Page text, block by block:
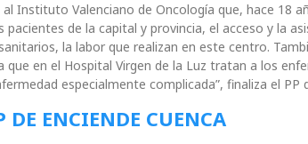
Instituto Valenciano de Oncología que, hace 18
pacientes de la capital y provincia, el acceso y la
la labor que realizan en este centro.
en el Hospital Virgen de la Luz tratan a los
especialmente complicada”, finaliza el PP
DE ENCIENDE CUENCA